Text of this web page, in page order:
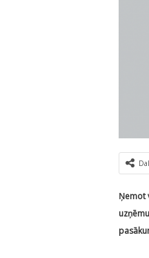
Ņemot